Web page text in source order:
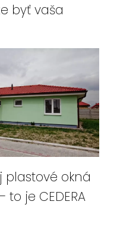
byť vaša
plastové okná
to je CEDERA